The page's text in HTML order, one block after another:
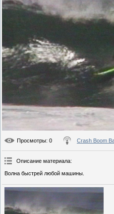
Просмотры: 0 Crash Boom
Описание материала:
Волна быстрей любой машины.